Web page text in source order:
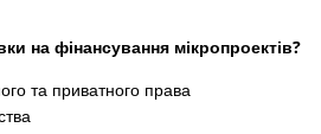
на фінансування мікропроектів?
та приватного права